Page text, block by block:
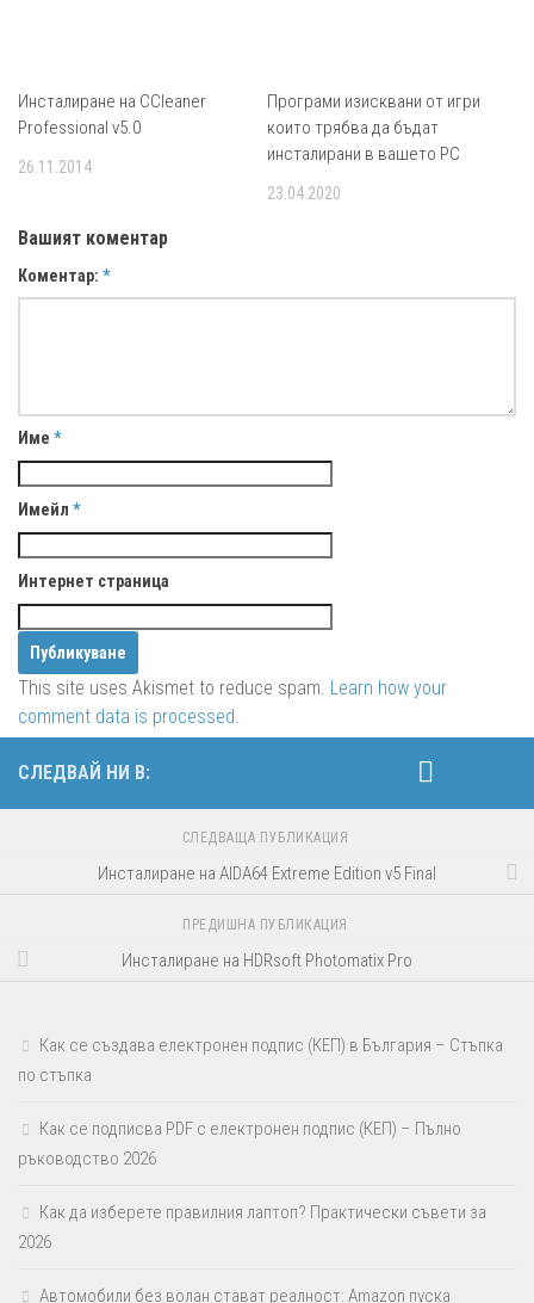
Инсталиране на CCleaner
Professional v5.0
26.11.2014
Програми изисквани от игри
които трябва да бъдат
инсталирани в вашето PC
23.04.2020
Вашият коментар
Коментар: *
Име *
Имейл *
Интернет страница
This site uses Akismet to reduce spam. Learn how your
comment data is processed.
СЛЕДВАЙ НИ В:
СЛЕДВАЩА ПУБЛИКАЦИЯ
Инсталиране на AIDA64 Extreme Edition v5 Final
ПРЕДИШНА ПУБЛИКАЦИЯ
Инсталиране на HDRsoft Photomatix Pro
Как се създава електронен подпис (КЕП) в България – Стъпка
по стъпка
Как се подписва PDF с електронен подпис (КЕП) – Пълно
ръководство 2026
Как да изберете правилния лаптоп? Практически съвети за
2026
Автомобили без волан стават реалност: Amazon пуска